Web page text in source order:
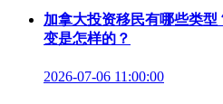
加拿大投资移民有哪些类
变是怎样的？
2026-07-06 11:00:00